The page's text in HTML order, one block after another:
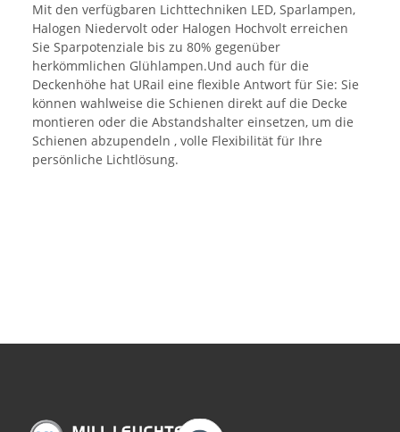
Mit den verfügbaren Lichttechniken LED, Sparlampen,
Halogen Niedervolt oder Halogen Hochvolt erreichen
Sie Sparpotenziale bis zu 80% gegenüber
herkömmlichen Glühlampen.Und auch für die
Deckenhöhe hat URail eine flexible Antwort für Sie: Sie
können wahlweise die Schienen direkt auf die Decke
montieren oder die Abstandshalter einsetzen, um die
Schienen abzupendeln , volle Flexibilität für Ihre
persönliche Lichtlösung.